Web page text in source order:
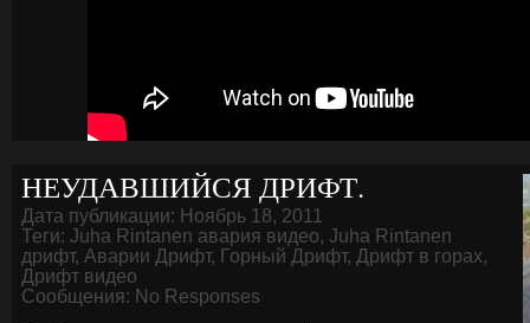
НЕУДАВШИЙСЯ ДРИФТ.
Дата публикации: Ноябрь 18, 2011
Теги: Juha Rintanen авария видео, Juha Rintanen
дрифт, Аварии Дрифт, Горный Дрифт, Дрифт в горах,
Дрифт видео
Сообщения: No Responses